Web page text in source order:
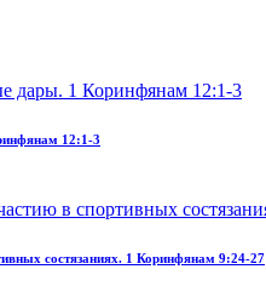
12:1-3
состязаниях. 1 Коринфянам 9:24-27